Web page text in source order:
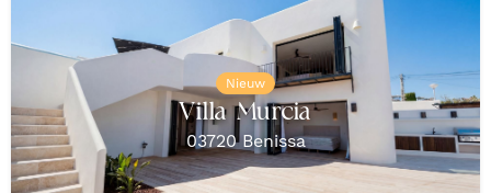
Nieuw
Villa Murcia
03720 Benissa